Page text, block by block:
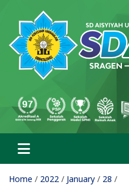
content
SD Aisyiyah
Gemolong
Home 2022 January
28